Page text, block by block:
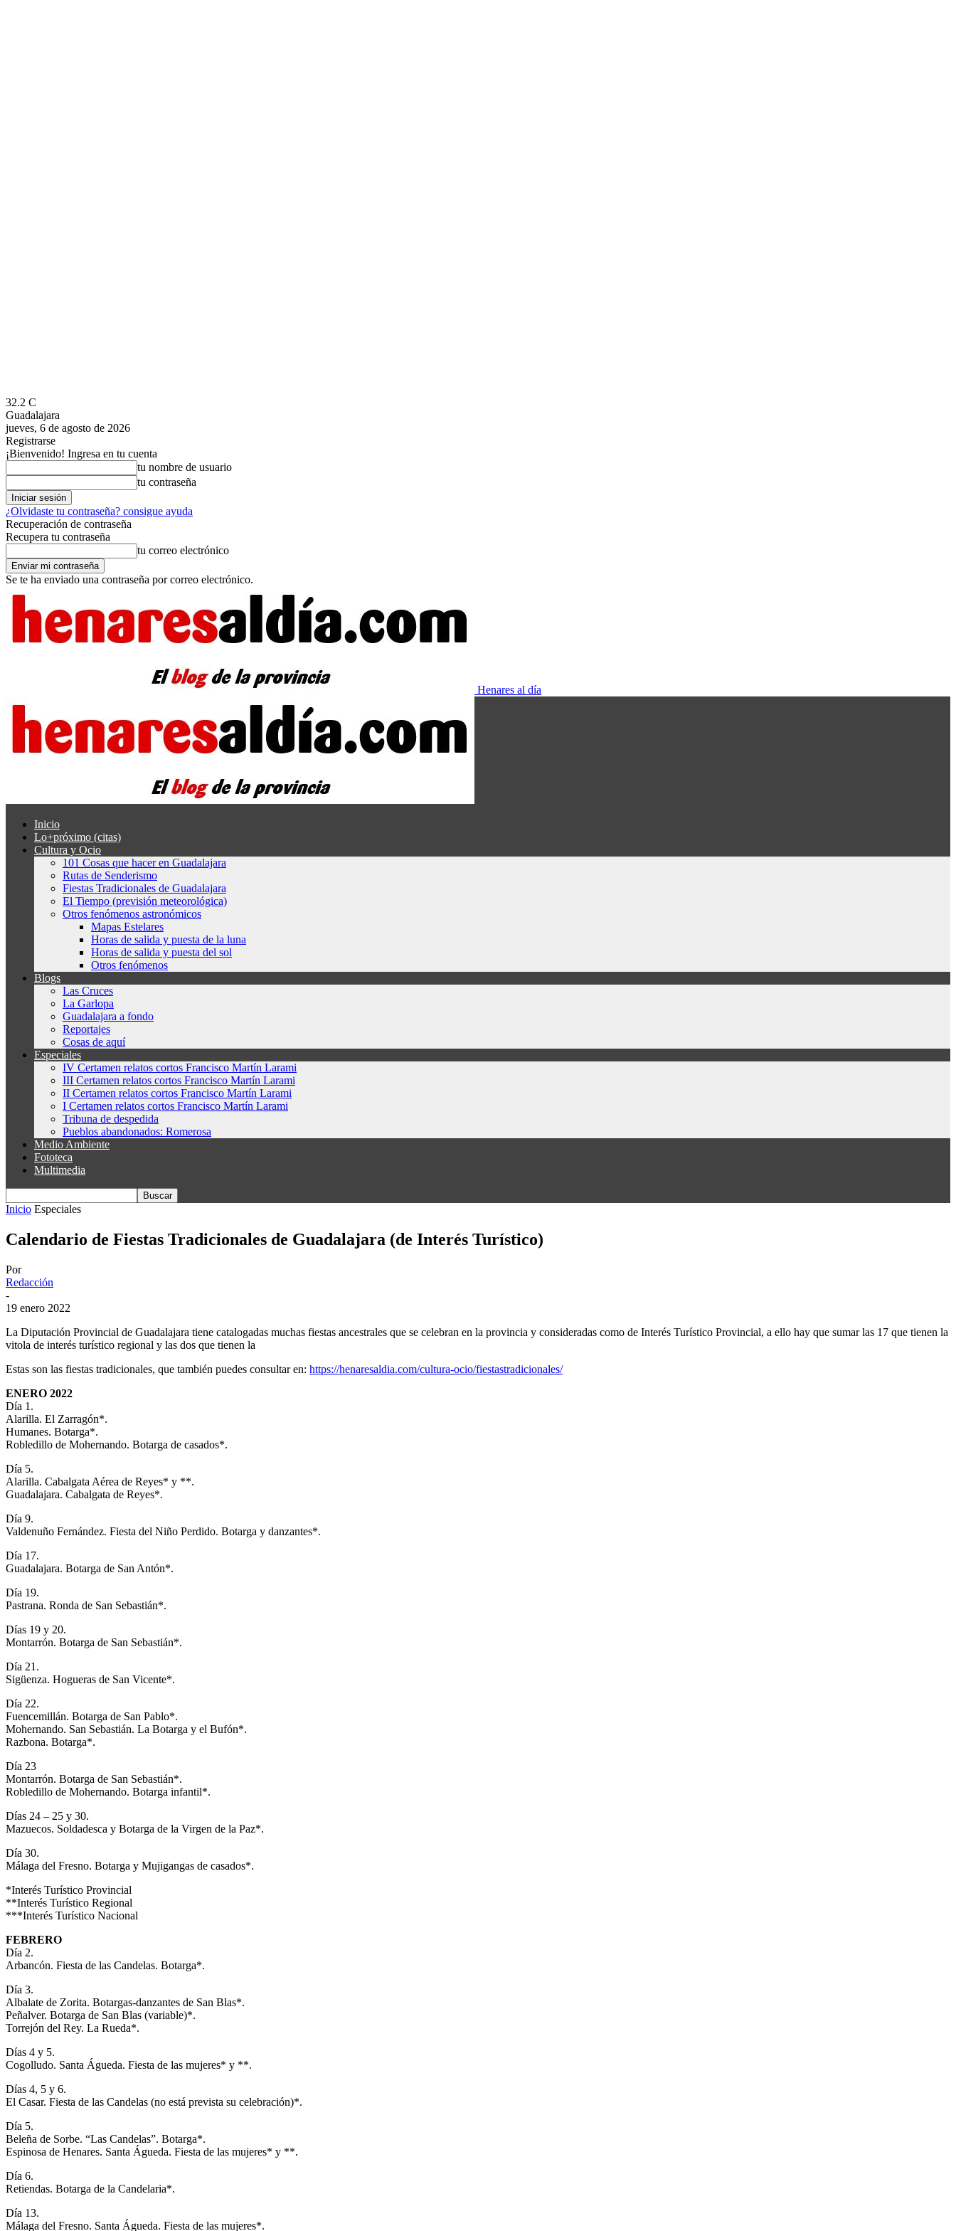
32.2 C
Guadalajara
jueves, 6 de agosto de 2026
Registrarse
¡Bienvenido! Ingresa en tu cuenta
tu nombre de usuario
tu contraseña
¿Olvidaste tu contraseña? consigue ayuda
Recuperación de contraseña
Recupera tu contraseña
tu correo electrónico
Se te ha enviado una contraseña por correo electrónico.
Henares al día
Inicio
Lo+próximo (citas)
Cultura y Ocio
101 Cosas que hacer en Guadalajara
Rutas de Senderismo
Fiestas Tradicionales de Guadalajara
El Tiempo (previsión meteorológica)
Otros fenómenos astronómicos
Mapas Estelares
Horas de salida y puesta de la luna
Horas de salida y puesta del sol
Otros fenómenos
Blogs
Las Cruces
La Garlopa
Guadalajara a fondo
Reportajes
Cosas de aquí
Especiales
IV Certamen relatos cortos Francisco Martín Larami
III Certamen relatos cortos Francisco Martín Larami
II Certamen relatos cortos Francisco Martín Larami
I Certamen relatos cortos Francisco Martín Larami
Tribuna de despedida
Pueblos abandonados: Romerosa
Medio Ambiente
Fototeca
Multimedia
Inicio Especiales
Calendario de Fiestas Tradicionales de Guadalajara (de Interés Turístico)
Por
Redacción
-
19 enero 2022
La Diputación Provincial de Guadalajara tiene catalogadas muchas fiestas ancestrales que se celebran en la provincia y consideradas como de Interés Turístico Provincial, a ello hay que sumar las 17 que tienen la
vitola de interés turístico regional y las dos que tienen la
Estas son las fiestas tradicionales, que también puedes consultar en: https://henaresaldia.com/cultura-ocio/fiestastradicionales/
ENERO 2022
Día 1.
Alarilla. El Zarragón*.
Humanes. Botarga*.
Robledillo de Mohernando. Botarga de casados*.
Día 5.
Alarilla. Cabalgata Aérea de Reyes* y **.
Guadalajara. Cabalgata de Reyes*.
Día 9.
Valdenuño Fernández. Fiesta del Niño Perdido. Botarga y danzantes*.
Día 17.
Guadalajara. Botarga de San Antón*.
Día 19.
Pastrana. Ronda de San Sebastián*.
Días 19 y 20.
Montarrón. Botarga de San Sebastián*.
Día 21.
Sigüenza. Hogueras de San Vicente*.
Día 22.
Fuencemillán. Botarga de San Pablo*.
Mohernando. San Sebastián. La Botarga y el Bufón*.
Razbona. Botarga*.
Día 23
Montarrón. Botarga de San Sebastián*.
Robledillo de Mohernando. Botarga infantil*.
Días 24 – 25 y 30.
Mazuecos. Soldadesca y Botarga de la Virgen de la Paz*.
Día 30.
Málaga del Fresno. Botarga y Mujigangas de casados*.
*Interés Turístico Provincial
**Interés Turístico Regional
***Interés Turístico Nacional
FEBRERO
Día 2.
Arbancón. Fiesta de las Candelas. Botarga*.
Día 3.
Albalate de Zorita. Botargas-danzantes de San Blas*.
Peñalver. Botarga de San Blas (variable)*.
Torrejón del Rey. La Rueda*.
Días 4 y 5.
Cogolludo. Santa Águeda. Fiesta de las mujeres* y **.
Días 4, 5 y 6.
El Casar. Fiesta de las Candelas (no está prevista su celebración)*.
Día 5.
Beleña de Sorbe. “Las Candelas”. Botarga*.
Espinosa de Henares. Santa Águeda. Fiesta de las mujeres* y **.
Día 6.
Retiendas. Botarga de la Candelaria*.
Día 13.
Málaga del Fresno. Santa Águeda. Fiesta de las mujeres*.